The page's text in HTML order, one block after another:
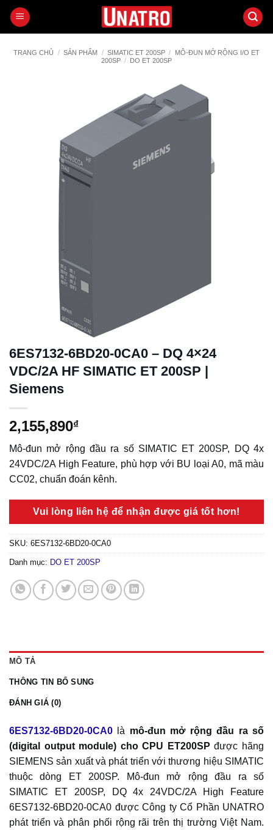
qua
dungTRANG CHỦ / SẢN PHẨM / SIMATIC ET 200SP /
MÔ-ĐUN MỞ RỘNG I/O ET
200SP / DO ET 200SP
6ES7132-6BD20-0CA0 – DQ 4×24
VDC/2A HF SIMATIC ET 200SP |
Siemens
2,155,890₫
Mô-đun mở rộng đầu ra số SIMATIC ET 200SP, DQ 4x
24VDC/2A High Feature, phù hợp với BU loại A0, mã màu
CC02, chuẩn đoán kênh.
Vui lòng liên hệ để nhận được giá tốt hơn!
SKU: 6ES7132-6BD20-0CA0
Danh mục: DO ET 200SP
MÔ TẢ
THÔNG TIN BỔ SUNG
ĐÁNH GIÁ (0)
6ES7132-6BD20-0CA0 là mô-đun mở rộng đầu ra số
(digital output module) cho CPU ET200SP được hãng
SIEMENS sản xuất và phát triển với thương hiệu SIMATIC
thuộc dòng ET 200SP. Mô-đun mở rộng đầu ra số
SIMATIC ET 200SP, DQ 4x 24VDC/2A High Feature
6ES7132-6BD20-0CA0 được Công ty Cổ Phần UNATRO
phát triển và phân phối rộng rãi trên thị trường Việt Nam.